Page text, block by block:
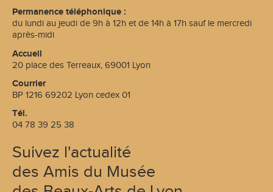
Permanence téléphonique :
du lundi au jeudi de 9h à 12h et de 14h à 17h sauf le mercredi
après-midi
Accueil
20 place des Terreaux, 69001 Lyon
Courrier
BP 1216 69202 Lyon cedex 01
Tél.
04 78 39 25 38
Suivez l'actualité
des Amis du Musée